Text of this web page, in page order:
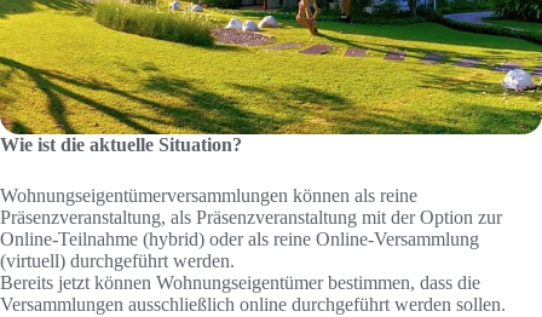
Wie ist die aktuelle Situation?
Wohnungseigentümerversammlungen können als reine
Präsenzveranstaltung, als Präsenzveranstaltung mit der Option zur
Online-Teilnahme (hybrid) oder als reine Online-Versammlung
(virtuell) durchgeführt werden.
Bereits jetzt können Wohnungseigentümer bestimmen, dass die
Versammlungen ausschließlich online durchgeführt werden sollen.